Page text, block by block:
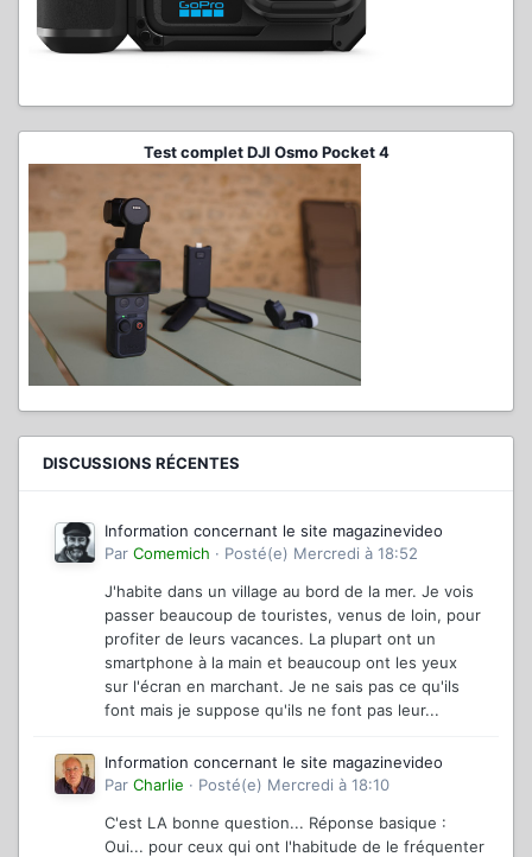
Test complet DJI Osmo Pocket 4
DISCUSSIONS RÉCENTES
Information concernant le site magazinevideo
Par Comemich · Posté(e) Mercredi à 18:52
J'habite dans un village au bord de la mer. Je vois
passer beaucoup de touristes, venus de loin, pour
profiter de leurs vacances. La plupart ont un
smartphone à la main et beaucoup ont les yeux
sur l'écran en marchant. Je ne sais pas ce qu'ils
font mais je suppose qu'ils ne font pas leur...
Information concernant le site magazinevideo
Par Charlie · Posté(e) Mercredi à 18:10
C'est LA bonne question... Réponse basique :
Oui... pour ceux qui ont l'habitude de le fréquenter